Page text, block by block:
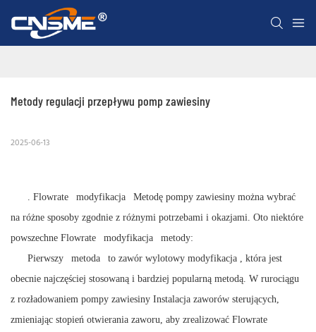
Metody regulacji przepływu pomp zawiesiny
2025-06-13
. Flowrate modyfikacja
Metodę pompy zawiesiny można wybrać
na różne sposoby zgodnie z różnymi potrzebami i okazjami. Oto niektóre
powszechne Flowrate modyfikacja
metody:
Pierwszy
metoda to zawór wylotowy modyfikacja , która jest
obecnie najczęściej stosowaną i bardziej popularną metodą. W rurociągu
z rozładowaniem pompy zawiesiny Instalacja zaworów sterujących,
zmieniając stopień otwierania zaworu, aby zrealizować Flowrate